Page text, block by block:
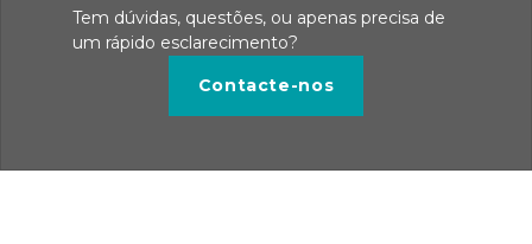
Tem dúvidas, questões, ou apenas precisa de
um rápido esclarecimento?
Contacte-nos